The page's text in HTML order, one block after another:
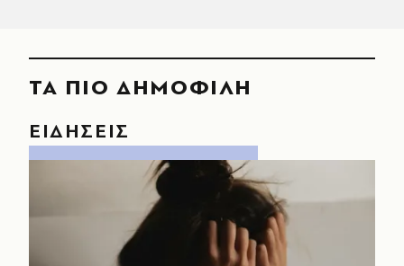
ΤΑ ΠΙΟ ΔΗΜΟΦΙΛΗ
ΕΙΔΗΣΕΙΣ